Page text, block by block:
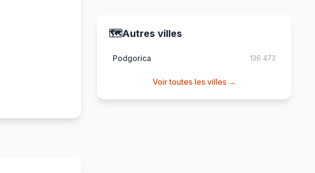
🗺️Autres villes
Podgorica 136 473
Voir toutes les villes →